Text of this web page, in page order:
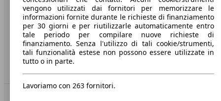
Privacy
Dichiarazione di Accessibilità
Servizi
vengono utilizzati dai fornitori per memorizzare le
informazioni fornite durante le richieste di finanziamento
per 30 giorni e per riutilizzarle automaticamente entro
tale periodo per compilare nuove richieste di
finanziamento. Senza l'utilizzo di tali cookie/strumenti,
tali funzionalità estese non possono essere utilizzate in
tutto o in parte.
Lavoriamo con 263 fornitori.